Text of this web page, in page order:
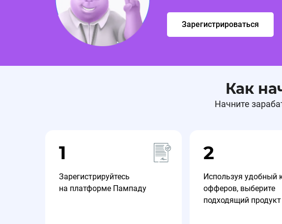
Зарегистрироваться
Как
Начните
1
Зарегистрируйтесь
на платформе Пампаду
2
Используя удобный
офферов, выберите
подходящий продукт